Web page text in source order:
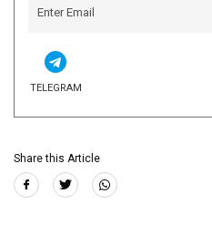
TELEGRAM
Share this Article